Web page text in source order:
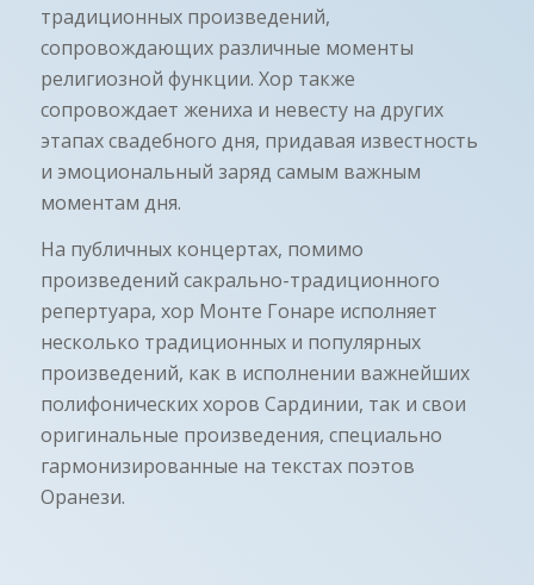
традиционных произведений,
сопровождающих различные моменты
религиозной функции. Хор также
сопровождает жениха и невесту на других
этапах свадебного дня, придавая известность
и эмоциональный заряд самым важным
моментам дня.
На публичных концертах, помимо
произведений сакрально-традиционного
репертуара, хор Монте Гонаре исполняет
несколько традиционных и популярных
произведений, как в исполнении важнейших
полифонических хоров Сардинии, так и свои
оригинальные произведения, специально
гармонизированные на текстах поэтов
Оранези.